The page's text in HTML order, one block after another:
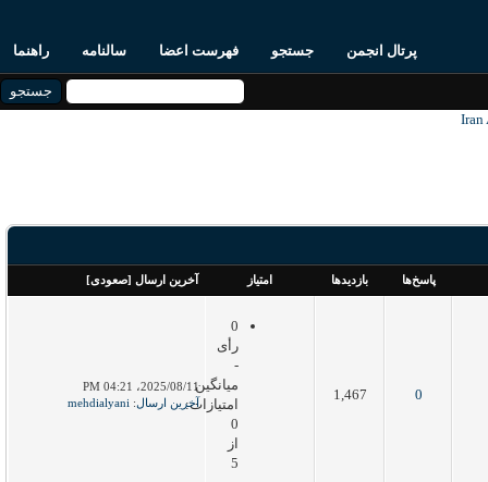
پرتال انجمن جستجو فهرست اعضا سالنامه راهنما
پاسخ‌ها بازدید‌ها امتیاز آخرین ارسال [صعودی]
1,467
رأی
میانگین
امتیازات:
2025/08/11، 04:21 PM
آخرین ارسال:
mehdialyani